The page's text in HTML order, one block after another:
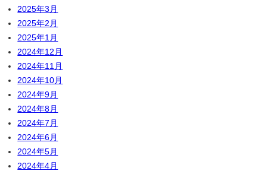
2025年3月
2025年2月
2025年1月
2024年12月
2024年11月
2024年10月
2024年9月
2024年8月
2024年7月
2024年6月
2024年5月
2024年4月